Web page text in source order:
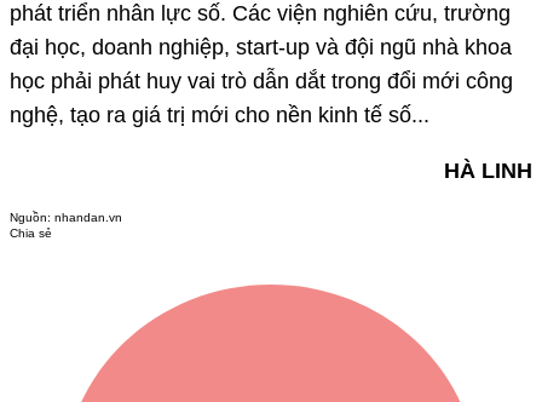
phát triển nhân lực số. Các viện nghiên cứu, trường
đại học, doanh nghiệp, start-up và đội ngũ nhà khoa
học phải phát huy vai trò dẫn dắt trong đổi mới công
nghệ, tạo ra giá trị mới cho nền kinh tế số...
HÀ LINH
Nguồn: nhandan.vn
Chia sẻ